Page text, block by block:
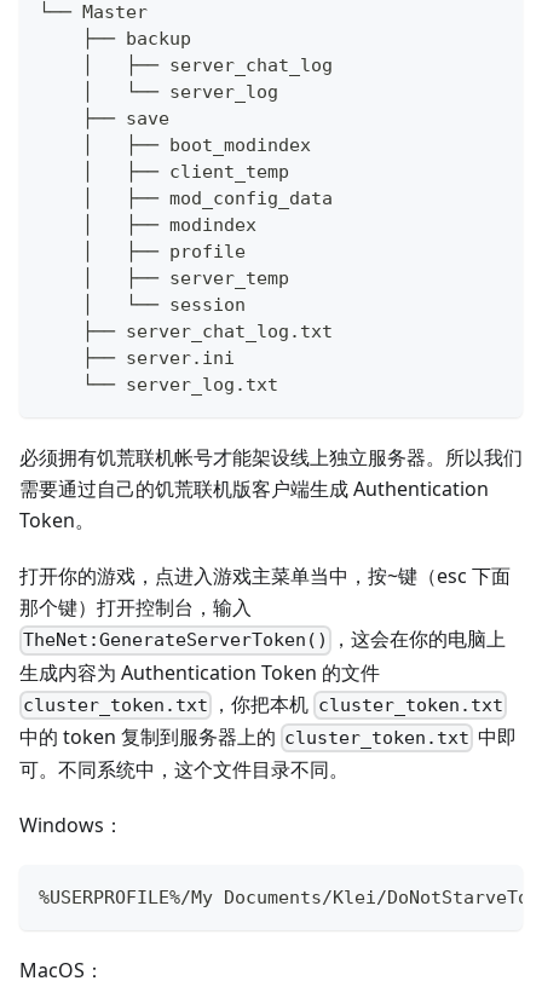
└── Master
    ├── backup
    │   ├── server_chat_log
    │   └── server_log
    ├── save
    │   ├── boot_modindex
    │   ├── client_temp
    │   ├── mod_config_data
    │   ├── modindex
    │   ├── profile
    │   ├── server_temp
    │   └── session
    ├── server_chat_log.txt
    ├── server.ini
    └── server_log.txt
必须拥有饥荒联机帐号才能架设线上独立服务器。所以我们
需要通过自己的饥荒联机版客户端生成 Authentication
Token。
打开你的游戏，点进入游戏主菜单当中，按~键（esc 下面
那个键）打开控制台，输入
TheNet:GenerateServerToken()
，这会在你的电脑上
生成内容为 Authentication Token 的文件
cluster_token.txt ，你把本机 cluster_token.txt
中的 token 复制到服务器上的 cluster_token.txt 中即
可。不同系统中，这个文件目录不同。
Windows：
%USERPROFILE%/My Documents/Klei/
MacOS：